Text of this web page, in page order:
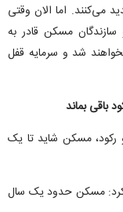
می‌کنند. اما الان وقتی
مسکن قادر به
شد و سرمایه قفل
باقی بماند
رکود، مسکن شاید تا یک
کرد: مسکن حدود یک سال